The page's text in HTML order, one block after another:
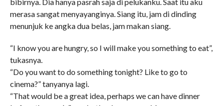
merasa sangat menyayanginya. Siang itu, jam di dinding
menunjuk ke angka dua belas, jam makan siang.
“I know you are hungry, so I will make you something to eat”,
tukasnya.
“Do you want to do something tonight? Like to go to
cinema?” tanyanya lagi.
“That would be a great idea, perhaps we can have dinner